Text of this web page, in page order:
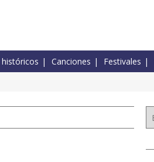
Canciones Festivales